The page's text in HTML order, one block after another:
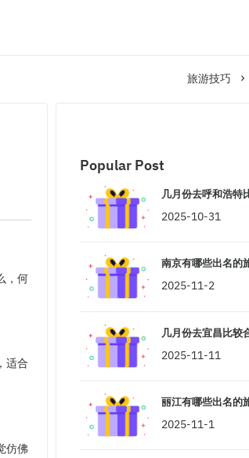
旅游技巧
，何
适合
仿佛
Popular Post
几月份去呼和浩特
2025-10-31
南京有哪些出名的
2025-11-2
几月份去宜昌比较
2025-11-11
丽江有哪些出名的
2025-11-1